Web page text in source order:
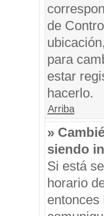
de
para
estar
hacerlo.
Arriba
»
siendo
Si está
horario